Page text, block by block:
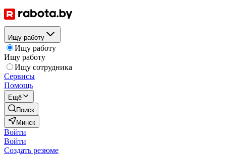
Ищу работу
Ищу работу
Ищу работу
Ищу сотрудника
Сервисы
Помощь
Ещё
Поиск
Минск
Войти
Войти
Создать резюме